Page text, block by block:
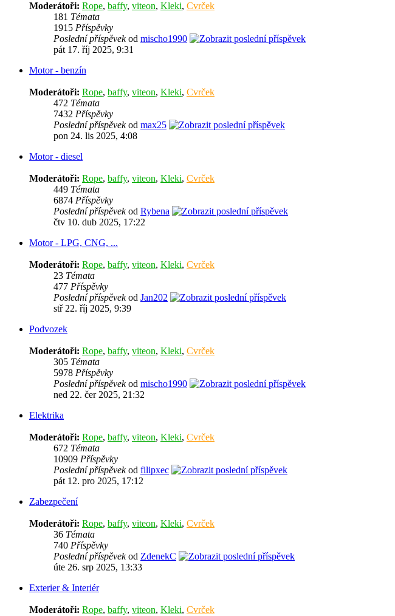
Moderátoři: Rope, baffy, viteon, Kleki, Cvrček
181 Témata
1915 Příspěvky
Poslední příspěvekod mischo1990
pát 17. říj 2025, 9:31
Motor - benzín
Moderátoři: Rope, baffy, viteon, Kleki, Cvrček
472 Témata
7432 Příspěvky
Poslední příspěvekod max25
pon 24. lis 2025, 4:08
Motor - diesel
Moderátoři: Rope, baffy, viteon, Kleki, Cvrček
449 Témata
6874 Příspěvky
Poslední příspěvekod Rybena
čtv 10. dub 2025, 17:22
Motor - LPG, CNG, ...
Moderátoři: Rope, baffy, viteon, Kleki, Cvrček
23 Témata
477 Příspěvky
Poslední příspěvekod Jan202
stř 22. říj 2025, 9:39
Podvozek
Moderátoři: Rope, baffy, viteon, Kleki, Cvrček
305 Témata
5978 Příspěvky
Poslední příspěvekod mischo1990
ned 22. čer 2025, 21:32
Elektrika
Moderátoři: Rope, baffy, viteon, Kleki, Cvrček
672 Témata
10909 Příspěvky
Poslední příspěvekod filipxec
pát 12. pro 2025, 17:12
Zabezpečení
Moderátoři: Rope, baffy, viteon, Kleki, Cvrček
36 Témata
740 Příspěvky
Poslední příspěvekod ZdenekC
úte 26. srp 2025, 13:33
Exterier & Interiér
Moderátoři: Rope, baffy, viteon, Kleki, Cvrček